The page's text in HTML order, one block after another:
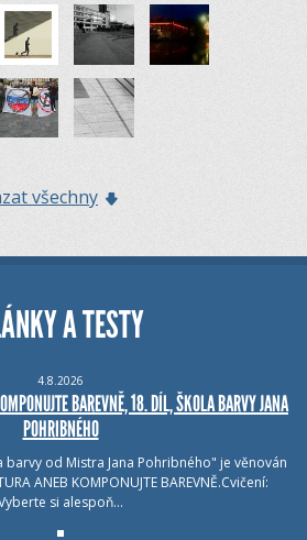
všechny
A TESTY
4.8.2026
BAREVNĚ, 18. DÍL, ŠKOLA BARVY JANA
POHRIBNÉHO
barvy od Mistra Jana Pohribného" je věnován
ANEB KOMPONUJTE BAREVNĚ.Cvičení:
si alespoň…